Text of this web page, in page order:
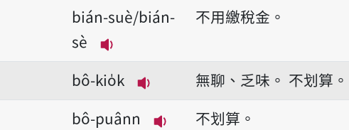
bián-suè/bián-
sè
播放音讀bián-suè/bián-sè
不用繳稅金。
bô-kio̍k
播放音讀bô-kio̍k
無聊、乏味。 不划算。
bô-puânn
不划算。